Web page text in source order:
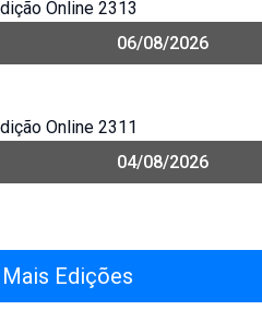
06/08/2026
04/08/2026
Mais Edições